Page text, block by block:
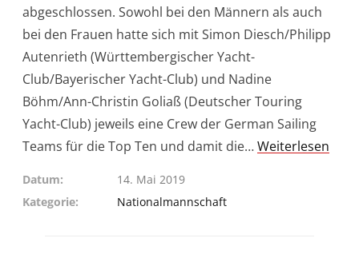
abgeschlossen. Sowohl bei den Männern als auch
bei den Frauen hatte sich mit Simon Diesch/Philipp
Autenrieth (Württembergischer Yacht-
Club/Bayerischer Yacht-Club) und Nadine
Böhm/Ann-Christin Goliaß (Deutscher Touring
Yacht-Club) jeweils eine Crew der German Sailing
Teams für die Top Ten und damit die…Weiterlesen
Datum
14. Mai 2019
Kategorie
Nationalmannschaft